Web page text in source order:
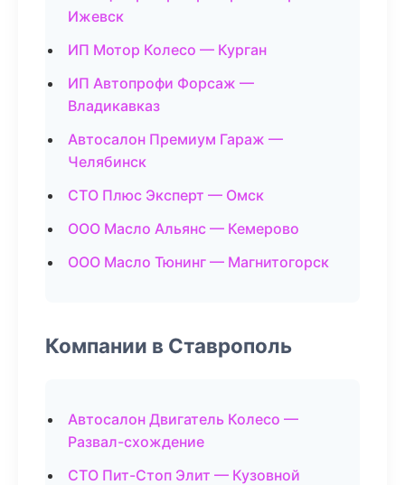
Ижевск
ИП Мотор Колесо — Курган
ИП Автопрофи Форсаж —
Владикавказ
Автосалон Премиум Гараж —
Челябинск
СТО Плюс Эксперт — Омск
ООО Масло Альянс — Кемерово
ООО Масло Тюнинг — Магнитогорск
Компании в Ставрополь
Автосалон Двигатель Колесо —
Развал-схождение
СТО Пит-Стоп Элит — Кузовной